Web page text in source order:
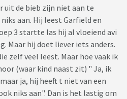
uit de bieb zijn niet aan te
aan. Hij leest Garfield en
3 startte las hij al vloeiend avi
Maar hij doet liever iets anders.
zelf veel leest. Maar hoe vaak ik
(waar kind naast zit) " Ja, ik
ja, hij heeft t niet van een
niks aan". Dan is het lastig om